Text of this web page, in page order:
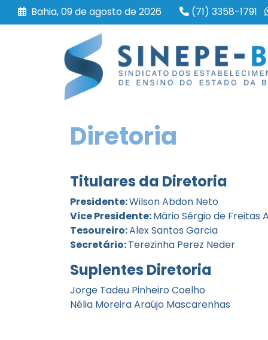
Bahia, 09 de agosto de 2026 (71) 3358-1791
Diretoria
Titulares da Diretoria
Presidente:Wilson Abdon Neto
Vice Presidente:Mário Sérgio de Freitas
Tesoureiro:Alex Santos Garcia
Secretário:Terezinha Perez Neder
Suplentes Diretoria
Jorge Tadeu Pinheiro Coelho
Nélia Moreira Araújo Mascarenhas